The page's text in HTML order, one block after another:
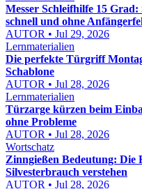
Messer Schleifhilfe 15 Grad:
schnell und ohne
AUTOR • Jul 29, 2026
Lernmaterialien
Die perfekte Türgriff
Schablone
AUTOR • Jul 28, 2026
Lernmaterialien
Türzarge kürzen beim
ohne Probleme
AUTOR • Jul 28, 2026
Wortschatz
Zinngießen Bedeutung: Die
Silvesterbrauch verstehen
AUTOR • Jul 28, 2026